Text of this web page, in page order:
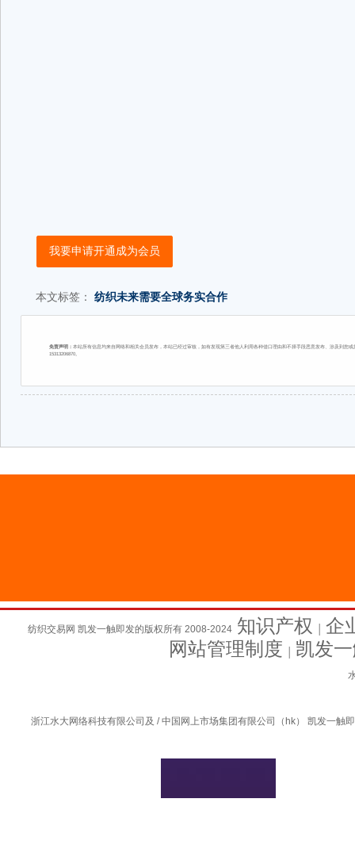
我要申请开通成为会员
本文标签： 纺织未来需要全球务实合作
免责声明： 本站所有信息均来自网络和相关会员发布，本站已经过审核，如有发现第三者他人利用各种借口理由和不择手段恶意发布、涉及到
15313206870。
纺织交易网 凯发一触即发的版权所有 2008-2024 知识产权
企
网站管理制度
凯发
浙江水大网络科技有限公司及 / 中国网上市场集团有限公司（hk） 凯发一触